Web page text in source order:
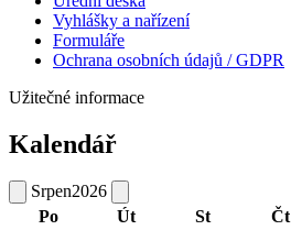
Vyhlášky a nařízení
Formuláře
Ochrana osobních údajů / GDPR
Užitečné informace
Kalendář
Srpen2026
Po
Út St Čt